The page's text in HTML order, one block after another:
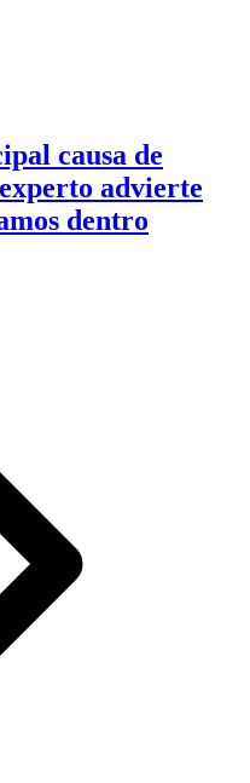
causa de
advierte
dentro